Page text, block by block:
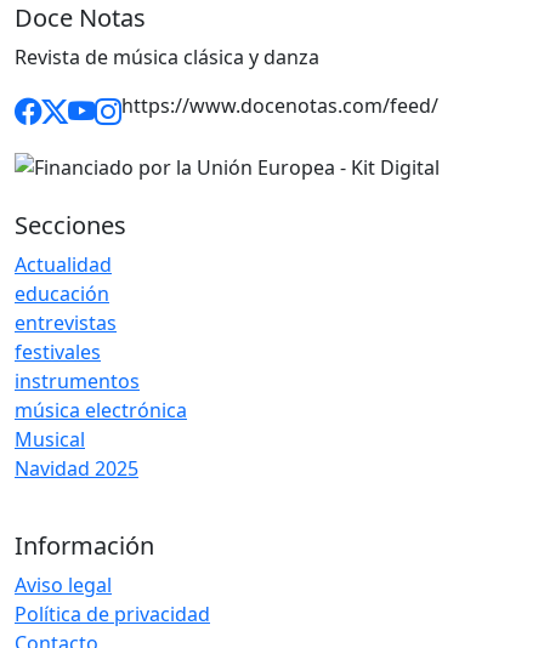
Doce Notas
Revista de música clásica y danza
https://www.docenotas.com/feed/
Secciones
Actualidad
educación
entrevistas
festivales
instrumentos
música electrónica
Musical
Navidad 2025
Información
Aviso legal
Política de privacidad